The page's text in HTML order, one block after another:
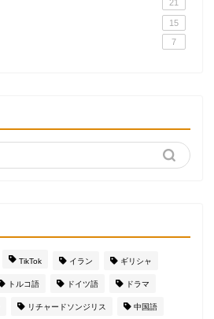
21
15
7
TikTok イラン ギリシャ
トルコ語 ドイツ語 ドラマ
リチャードソンジリス 中国語